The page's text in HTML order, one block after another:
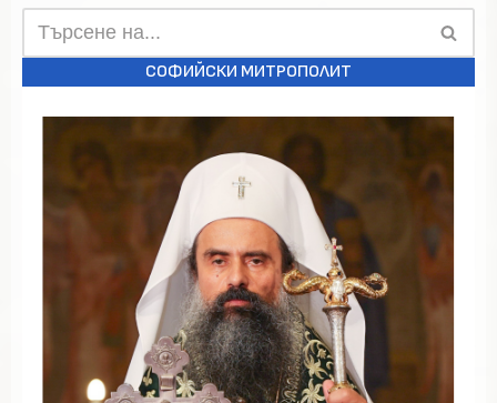
СОФИЙСКИ МИТРОПОЛИТ